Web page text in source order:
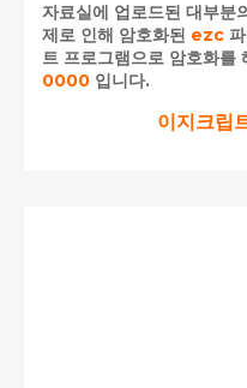
자료실에 업로드된 대부분
제로 인해 암호화된 ezc
트 프로그램으로 암호화를
0000 입니다.
이지크립